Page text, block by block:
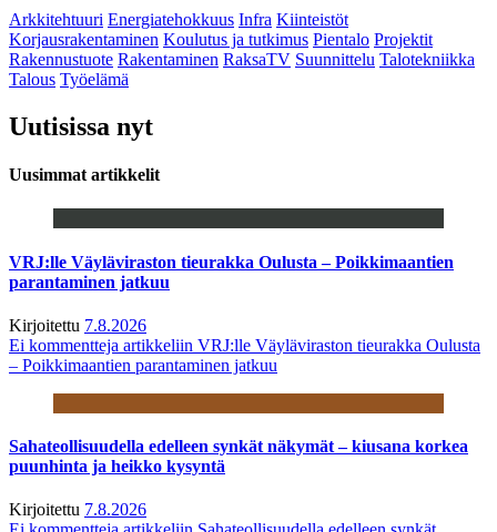
Arkkitehtuuri Energiatehokkuus Infra Kiinteistöt
Korjausrakentaminen Koulutus ja tutkimus Pientalo Projektit
Rakennustuote Rakentaminen RaksaTV Suunnittelu Talotekniikka
Talous Työelämä
Uutisissa nyt
Uusimmat artikkelit
VRJ:lle Väyläviraston tieurakka Oulusta – Poikkimaantien
parantaminen jatkuu
Kirjoitettu 7.8.2026
Ei kommentteja artikkeliin VRJ:lle Väyläviraston tieurakka Oulusta
– Poikkimaantien parantaminen jatkuu
Sahateollisuudella edelleen synkät näkymät – kiusana korkea
puunhinta ja heikko kysyntä
Kirjoitettu 7.8.2026